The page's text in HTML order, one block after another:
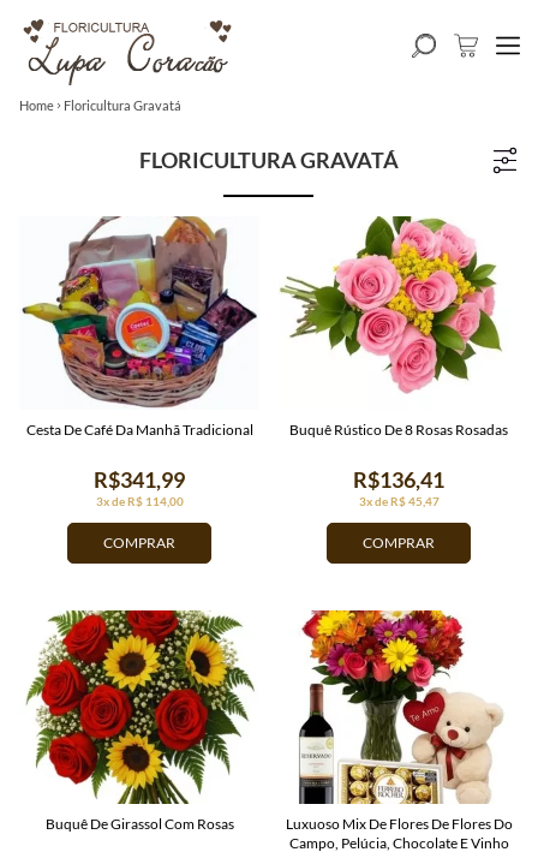
Home Floricultura Gravatá
FLORICULTURA GRAVATÁ
COMPRAR
3x de R$ 114,00
R$341,99
Cesta De Café Da Manhã Tradicional
COMPRAR
3x de R$ 45,47
R$136,41
Buquê Rústico De 8 Rosas Rosadas
Buquê De Girassol Com Rosas
Luxuoso Mix De Flores De Flores Do
Campo, Pelúcia, Chocolate E Vinho